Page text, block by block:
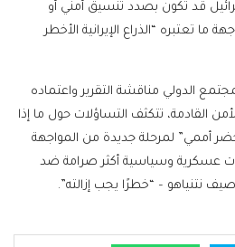
قد تكون بصدد تنسيق أمني أو
تعتبره “الذراع الإيرانية الأخطر
الدولي مناقشة التقرير واعتماده
القادمة، تتكثف التساؤلات حول ما إذا
أممي” لمرحلة جديدة من المواجهة
عسكرية وسياسية أكثر صرامة ضد
نتنياهو – “خطرًا يجب إزالته”.